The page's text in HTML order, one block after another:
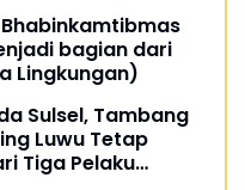
bagian dari
Lingkungan)
Sulsel, Tambang
Luwu Tetap